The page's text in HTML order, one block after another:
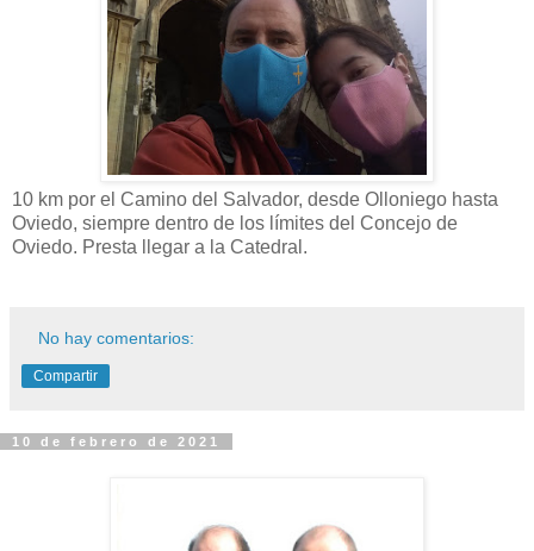
10 km por el Camino del Salvador, desde Olloniego hasta
Oviedo, siempre dentro de los límites del Concejo de
Oviedo. Presta llegar a la Catedral.
No hay comentarios:
Compartir
10 de febrero de 2021